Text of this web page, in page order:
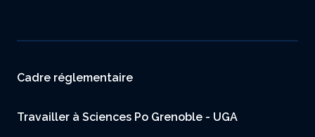
Menu footer
Cadre réglementaire
Travailler à Sciences Po Grenoble - UGA